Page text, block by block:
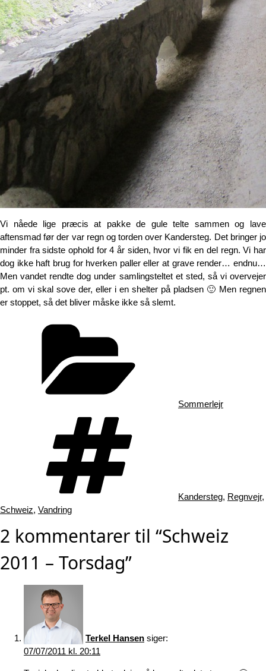
Vi nåede lige præcis at pakke de gule telte sammen og lave
aftensmad før der var regn og torden over Kandersteg. Det bringer jo
minder fra sidste ophold for 4 år siden, hvor vi fik en del regn. Vi har
dog ikke haft brug for hverken paller eller at grave render… endnu…
Men vandet rendte dog under samlingsteltet et sted, så vi overvejer
pt. om vi skal sove der, eller i en shelter på pladsen 🙂 Men regnen
er stoppet, så det bliver måske ikke så slemt.
Sommerlejr
Kandersteg, Regnvejr,
Schweiz, Vandring
2 kommentarer til “Schweiz
2011 – Torsdag”
Terkel Hansen siger:
07/07/2011 kl. 20:11